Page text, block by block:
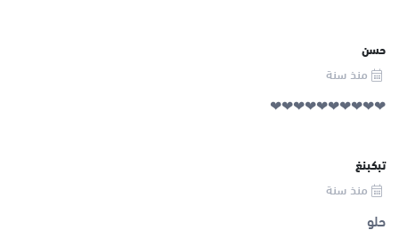
حسن
منذ سنة
❤❤❤❤❤❤❤❤❤❤
تبكبنغ
منذ سنة
حلو